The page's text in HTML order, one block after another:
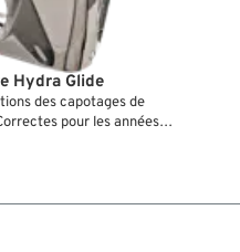
Hydra Glide
des capotages de
pour les années
sur les modèles FL à
lorsqu’on souhaite leur